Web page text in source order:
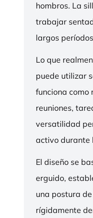
hombros. La
trabajar
largos
Lo que
puede utilizar
funciona como
reuniones,
versatilidad
activo durante
El diseño se
erguido,
una postura
rígidamente